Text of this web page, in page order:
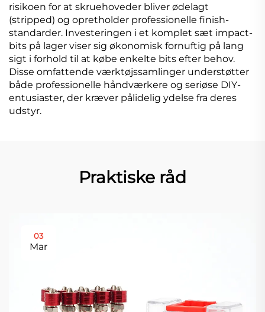
risikoen for at skruehoveder bliver ødelagt
(stripped) og opretholder professionelle finish-
standarder. Investeringen i et komplet sæt impact-
bits på lager viser sig økonomisk fornuftig på lang
sigt i forhold til at købe enkelte bits efter behov.
Disse omfattende værktøjssamlinger understøtter
både professionelle håndværkere og seriøse DIY-
entusiaster, der kræver pålidelig ydelse fra deres
udstyr.
Praktiske råd
03
Mar